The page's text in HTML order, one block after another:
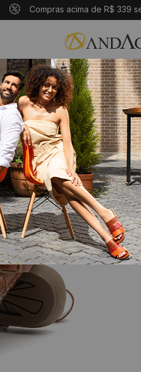
Compras acima de R$ 339
Pague em até 10x
10% OFF com o cupom:
POR NUMERAÇÃO
- 14288CR